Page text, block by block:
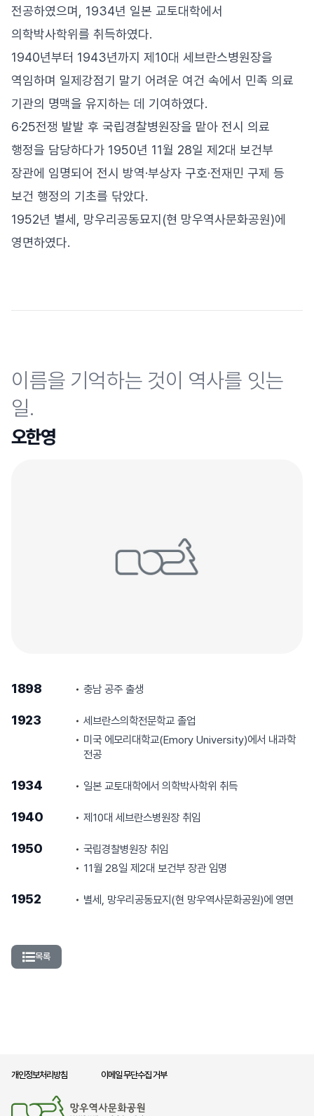
전공하였으며, 1934년 일본 교토대학에서
의학박사학위를 취득하였다.
1940년부터 1943년까지 제10대 세브란스병원장을
역임하며 일제강점기 말기 어려운 여건 속에서 민족 의료
기관의 명맥을 유지하는 데 기여하였다.
6·25전쟁 발발 후 국립경찰병원장을 맡아 전시 의료
행정을 담당하다가 1950년 11월 28일 제2대 보건부
장관에 임명되어 전시 방역·부상자 구호·전재민 구제 등
보건 행정의 기초를 닦았다.
1952년 별세, 망우리공동묘지(현 망우역사문화공원)에
영면하였다.
이름을 기억하는 것이 역사를 잇는
일.
오한영
1898 충남 공주 출생
1923
세브란스의학전문학교 졸업
미국 에모리대학교(Emory University)에서 내과학
전공
1934 일본 교토대학에서 의학박사학위 취득
1940 제10대 세브란스병원장 취임
1950
국립경찰병원장 취임
11월 28일 제2대 보건부 장관 임명
1952 별세, 망우리공동묘지(현 망우역사문화공원)에 영면
목록
개인정보처리방침 이메일 무단수집 거부